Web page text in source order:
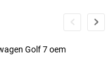
Golf 7 oem